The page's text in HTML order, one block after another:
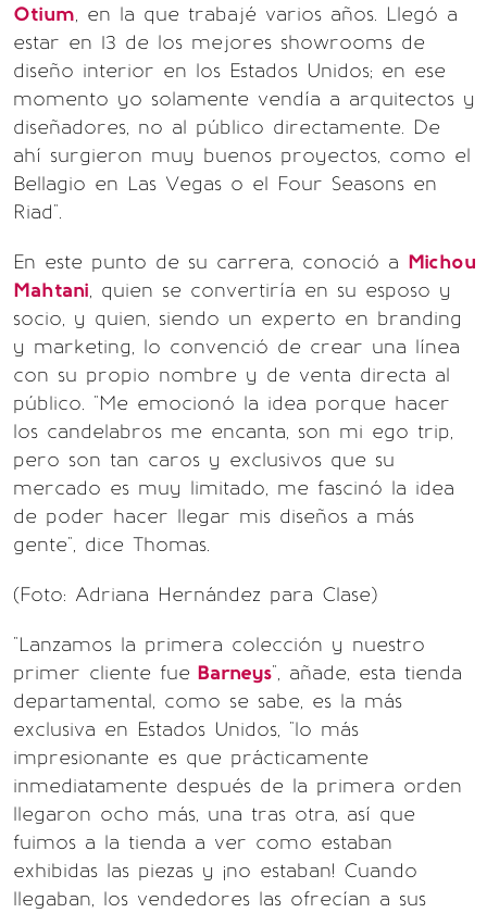
Otium, en la que trabajé varios años. Llegó a
estar en 13 de los mejores showrooms de
diseño interior en los Estados Unidos; en ese
momento yo solamente vendía a arquitectos y
diseñadores, no al público directamente. De
ahí surgieron muy buenos proyectos, como el
Bellagio en Las Vegas o el Four Seasons en
Riad".
En este punto de su carrera, conoció a Michou
Mahtani, quien se convertiría en su esposo y
socio, y quien, siendo un experto en branding
y marketing, lo convenció de crear una línea
con su propio nombre y de venta directa al
público. "Me emocionó la idea porque hacer
los candelabros me encanta, son mi ego trip,
pero son tan caros y exclusivos que su
mercado es muy limitado, me fascinó la idea
de poder hacer llegar mis diseños a más
gente", dice Thomas.
(Foto: Adriana Hernández para Clase)
"Lanzamos la primera colección y nuestro
primer cliente fue Barneys", añade, esta tienda
departamental, como se sabe, es la más
exclusiva en Estados Unidos, "lo más
impresionante es que prácticamente
inmediatamente después de la primera orden
llegaron ocho más, una tras otra, así que
fuimos a la tienda a ver como estaban
exhibidas las piezas y ¡no estaban! Cuando
llegaban, los vendedores las ofrecían a sus